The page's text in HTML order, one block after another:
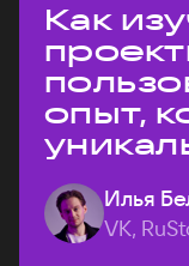
Как
опыт,
на
Илья
VK,